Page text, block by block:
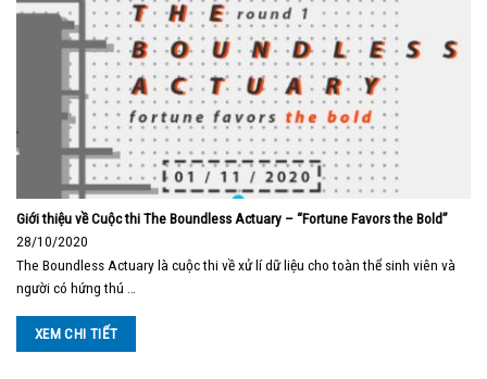
Giới thiệu về Cuộc thi The Boundless Actuary – “Fortune Favors the Bold”
28/10/2020
The Boundless Actuary là cuộc thi về xử lí dữ liệu cho toàn thể sinh viên và
người có hứng thú …
XEM CHI TIẾT